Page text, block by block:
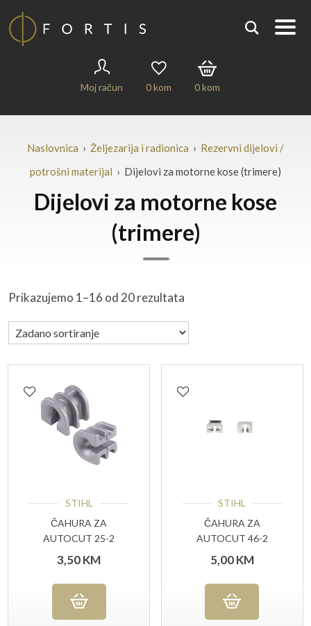
Moj račun 0kom 0kom
Naslovnica › Željezarija i radionica › Rezervni dijelovi /
potrošni materijal › Dijelovi za motorne kose (trimere)
Dijelovi za motorne kose
(trimere)
Prikazujemo 1–16 od 20 rezultata
STIHL
ČAHURA ZA
AUTOCUT 25-2
(40037138301)
3,50KM
STIHL
ČAHURA ZA
AUTOCUT 46-2
(40027138307)
5,00KM